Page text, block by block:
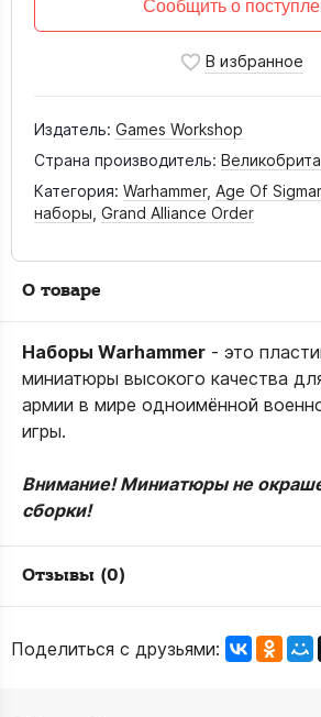
Сообщить о
Издатель: Games Workshop
Страна производитель:
Категория: Warhammer, Age Of Sigmar
наборы Grand Alliance Order
О товаре
Наборы Warhammer - это
миниатюры высокого качества
армии в мире одноимённой
игры.
Внимание! Миниатюры не
сборки!
Отзывы (0)
Поделиться с друзьями: